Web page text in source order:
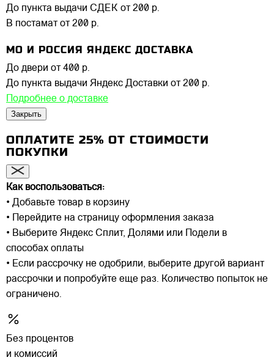
До пункта выдачи СДЕК от 200 р.
В постамат от 200 р.
МО И РОССИЯ ЯНДЕКС ДОСТАВКА
До двери от 400 р.
До пункта выдачи Яндекс Доставки от 200 р.
Подробнее о доставке
Закрыть
ОПЛАТИТЕ 25% ОТ СТОИМОСТИ
ПОКУПКИ
Как воспользоваться:
• Добавьте товар в корзину
• Перейдите на страницу оформления заказа
• Выберите Яндекс Сплит, Долями или Подели в
способах оплаты
• Если рассрочку не одобрили, выберите другой вариант
рассрочки и попробуйте еще раз. Количество попыток не
ограничено.
Без процентов
и комиссий